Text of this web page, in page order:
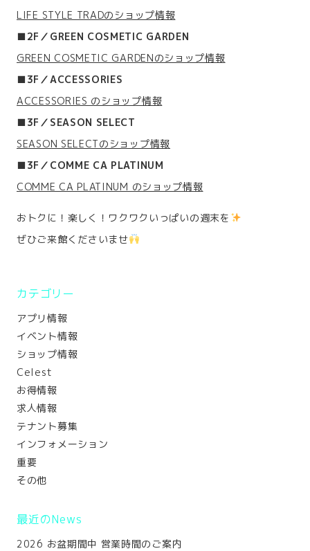
LIFE STYLE TRADのショップ情報
■2F／GREEN COSMETIC GARDEN
GREEN COSMETIC GARDENのショップ情報
■3F／ACCESSORIES
ACCESSORIES のショップ情報
■3F／SEASON SELECT
SEASON SELECTのショップ情報
■3F／COMME CA PLATINUM
COMME CA PLATINUM のショップ情報
おトクに！楽しく！ワクワクいっぱいの週末を
ぜひご来館くださいませ
カテゴリー
アプリ情報
イベント情報
ショップ情報
Celest
お得情報
求人情報
テナント募集
インフォメーション
重要
その他
最近のNews
2026 お盆期間中 営業時間のご案内